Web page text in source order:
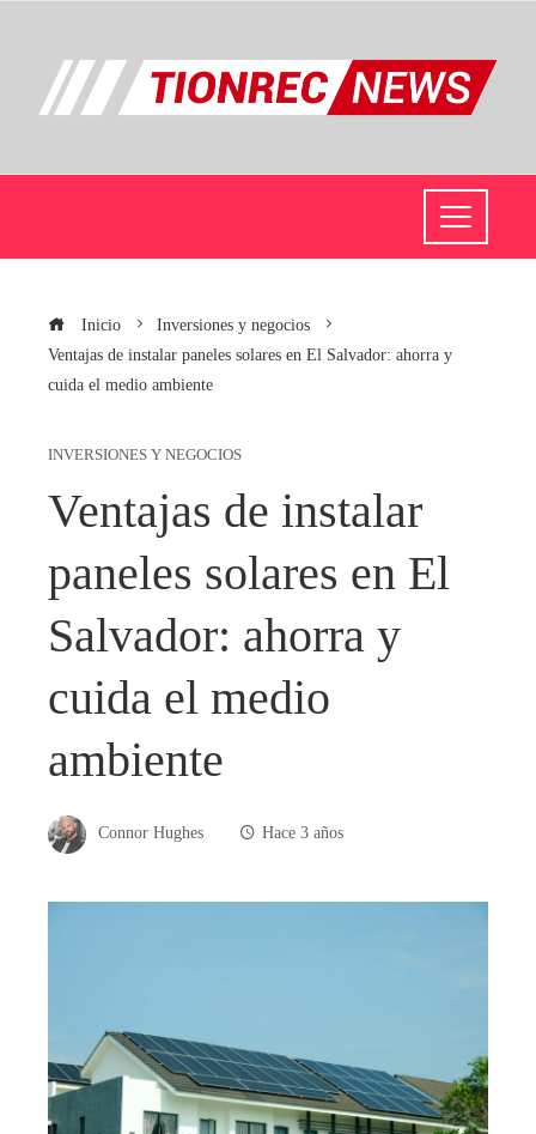
Inicio
Inversiones y negocios
Ventajas de instalar paneles solares en El Salvador: ahorra y
cuida el medio ambiente
INVERSIONES Y NEGOCIOS
Ventajas de instalar
paneles solares en El
Salvador: ahorra y
cuida el medio
ambiente
Connor Hughes Hace 3 años